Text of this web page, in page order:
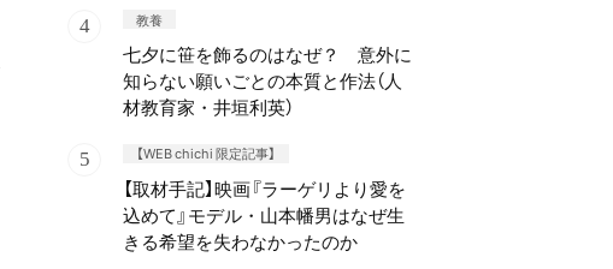
教養
七夕に笹を飾るのはなぜ？ 意外に
知らない願いごとの本質と作法（人
材教育家・井垣利英）
【WEB chichi 限定記事】
【取材手記】映画『ラーゲリより愛を
込めて』モデル・山本幡男はなぜ生
きる希望を失わなかったのか